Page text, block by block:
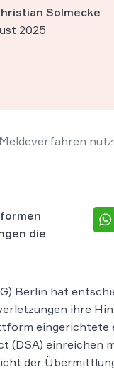
Solmecke
2025
die
Berlin hat
ihre
(DSA) einreichen
der